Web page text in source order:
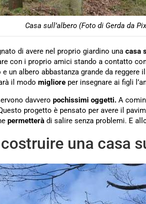
Casa sull’albero (Foto di Gerda da
di avere nel proprio giardino una casa
con i proprio amici stando a contatto
un albero abbastanza grande da
il modo migliore per insegnare ai figli
davvero pochissimi oggetti. A
progetto è pensato per avere il
permetterà di salire senza problemi. E
una casa